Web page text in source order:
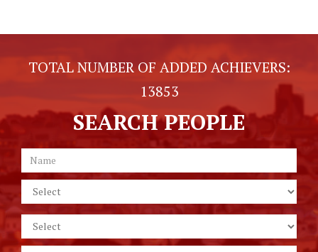
TOTAL NUMBER OF ADDED ACHIEVERS:
13853
SEARCH PEOPLE